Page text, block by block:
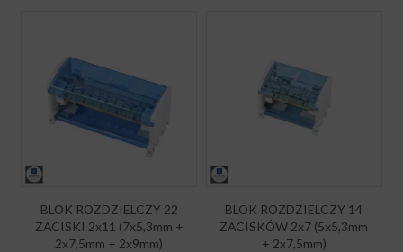
BLOK ROZDZIELCZY 22
ZACISKI 2x11 (7x5,3mm +
2x7,5mm + 2x9mm)
BLOK ROZDZIELCZY 14
ZACISKÓW 2x7 (5x5,3mm
+ 2x7,5mm)